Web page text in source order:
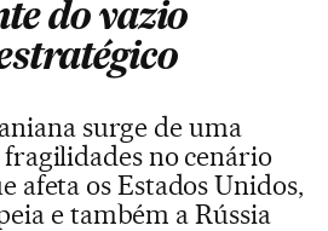
do vazio
surge de uma
no cenário
afeta os Estados Unidos,
e também a Rússia